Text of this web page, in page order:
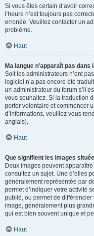
Si vous êtes certain d’avoir
l’heure n’est toujours pas
erronée. Veuillez contacter un
problème.
Haut
Ma langue n’apparaît pas dans
Soit les administrateurs n’ont
logiciel n’a pas encore été
un administrateur du forum s’il
vous souhaitez. Si la traduction
porter volontaire et commencer
d’informations, veuillez vous
anglais).
Haut
Que signifient les images
Deux images peuvent
consultez un sujet. Une d’elles
généralement représentée par
permet d’indiquer votre activité
publié, ou permet de différencier
image, généralement plus
qui est bien souvent unique et
Haut